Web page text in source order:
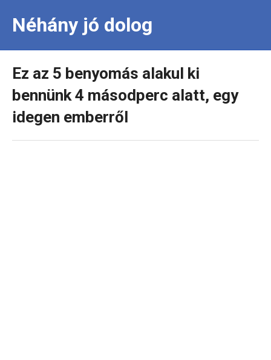
Néhány jó dolog
Ez az 5 benyomás alakul ki
bennünk 4 másodperc alatt, egy
idegen emberről